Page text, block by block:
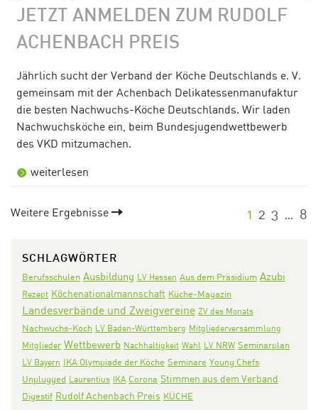
JETZT ANMELDEN ZUM RUDOLF
ACHENBACH PREIS
Jährlich sucht der Verband der Köche Deutschlands e. V.
gemeinsam mit der Achenbach Delikatessenmanufaktur
die besten Nachwuchs-Köche Deutschlands. Wir laden
Nachwuchsköche ein, beim Bundesjugendwettbewerb
des VKD mitzumachen.
weiterlesen
Weitere Ergebnisse 1 2 3 … 8
SCHLAGWÖRTER
Berufsschulen Ausbildung LV Hessen Aus dem Präsidium Azubi
Rezept Köchenationalmannschaft Küche-Magazin
Landesverbände und Zweigvereine ZV des Monats
Nachwuchs-Koch LV Baden-Württemberg Mitgliederversammlung
Mitglieder Wettbewerb Nachhaltigkeit Wahl LV NRW Seminarplan
LV Bayern IKA Olympiade der Köche Seminare Young Chefs
Unplugged Laurentius IKA Corona Stimmen aus dem Verband
Digestif Rudolf Achenbach Preis KÜCHE